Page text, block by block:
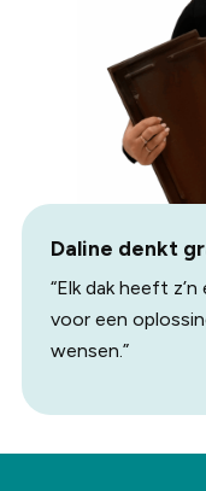
Daline denkt
“Elk dak heeft
voor een
wensen.”